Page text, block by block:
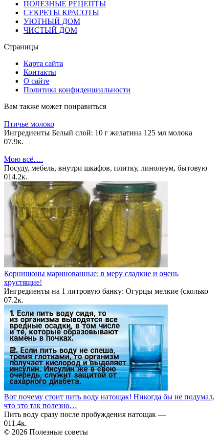
ПОЛЕЗНЫЕ РЕЦЕПТЫ
СЕКРЕТЫ КРАСОТЫ
УЮТНЫЙ ДОМ
ЧИСТЫЙ ДОМ
Страницы
Карта сайта
Контакты
О сайте
Политика конфиденциальности
Вам также может понравиться
Птичье молоко
Ингредиенты Белый слой: 10 г желатина 125 мл молока
07.9к.
Мою всё….
Посуду, мебель, внутри шкафов, плитку, линолеум, бытовую
014.2к.
Корнишоны маринованные: в меру сладкие и очень
хрустящие!
Ингредиенты на 1 литровую банку: Огурцы мелкие (сколько
07.2к.
Вот почему стоит пить воду натощак! Никогда бы не подумал,
что это так полезно…
Пить воду сразу после пробуждения натощак —
011.4к.
© 2026 Полезные советы